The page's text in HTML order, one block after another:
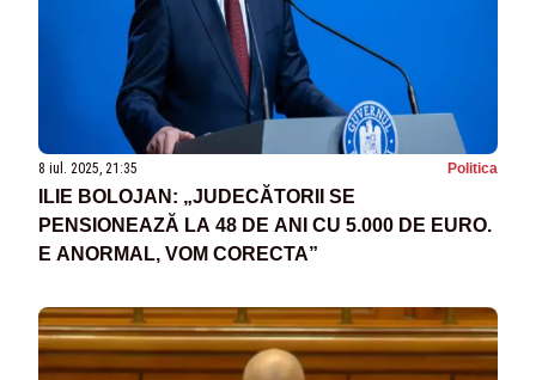
8 iul. 2025, 21:35 Politica
ILIE BOLOJAN: „JUDECĂTORII SE
PENSIONEAZĂ LA 48 DE ANI CU 5.000 DE EURO.
E ANORMAL, VOM CORECTA”